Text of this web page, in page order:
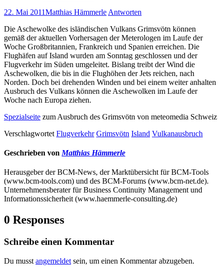
22. Mai 2011Matthias Hämmerle Antworten
Die Aschewolke des isländischen Vulkans Grimsvötn können
gemäß der aktuellen Vorhersagen der Meterologen im Laufe der
Woche Großbritannien, Frankreich und Spanien erreichen. Die
Flughäfen auf Island wurden am Sonntag geschlossen und der
Flugverkehr im Süden umgeleitet. Bislang treibt der Wind die
Aschewolken, die bis in die Flughöhen der Jets reichen, nach
Norden. Doch bei drehenden Winden und bei einem weiter anhalten
Ausbruch des Vulkans können die Aschewolken im Laufe der
Woche nach Europa ziehen.
Spezialseite zum Ausbruch des Grimsvötn von meteomedia Schweiz
Verschlagwortet Flugverkehr Grimsvötn Island Vulkanausbruch
Geschrieben von Matthias Hämmerle
Herausgeber der BCM-News, der Marktübersicht für BCM-Tools
(www.bcm-tools.com) und des BCM-Forums (www.bcm-net.de).
Unternehmensberater für Business Continuity Management und
Informationssicherheit (www.haemmerle-consulting.de)
0 Responses
Schreibe einen Kommentar
Du musst angemeldet sein, um einen Kommentar abzugeben.